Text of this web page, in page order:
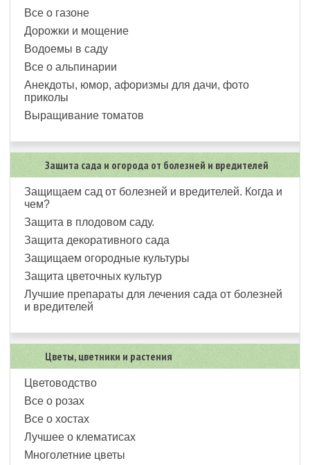
Все о газоне
Дорожки и мощение
Водоемы в саду
Все о альпинарии
Анекдоты, юмор, афоризмы для дачи, фото
приколы
Выращивание томатов
Защита сада и огорода от болезней и вредителей
Защищаем сад от болезней и вредителей. Когда и
чем?
Защита в плодовом саду.
Защита декоративного сада
Защищаем огородные культуры
Защита цветочных культур
Лучшие препараты для лечения сада от болезней
и вредителей
Цветы, цветники и растения
Цветоводство
Все о розах
Все о хостах
Лучшее о клематисах
Многолетние цветы